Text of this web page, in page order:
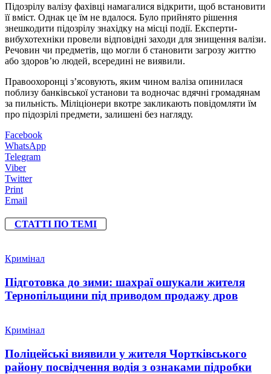
Підозрілу валізу фахівці намагалися відкрити, щоб встановити
її вміст. Однак це їм не вдалося. Було прийнято рішення
знешкодити підозрілу знахідку на місці події. Експерти-
вибухотехніки провели відповідні заходи для знищення валізи.
Речовин чи предметів, що могли б становити загрозу життю
або здоров’ю людей, всередині не виявили.
Правоохоронці з’ясовують, яким чином валіза опинилася
поблизу банківської установи та водночас вдячні громадянам
за пильність. Міліціонери вкотре закликають повідомляти їм
про підозрілі предмети, залишені без нагляду.
Facebook
WhatsApp
Telegram
Viber
Twitter
Print
Email
СТАТТІ ПО ТЕМІ
Кримінал
Підготовка до зими: шахраї ошукали жителя
Тернопільщини під приводом продажу дров
Кримінал
Поліцейські виявили у жителя Чортківського
району посвідчення водія з ознаками підробки